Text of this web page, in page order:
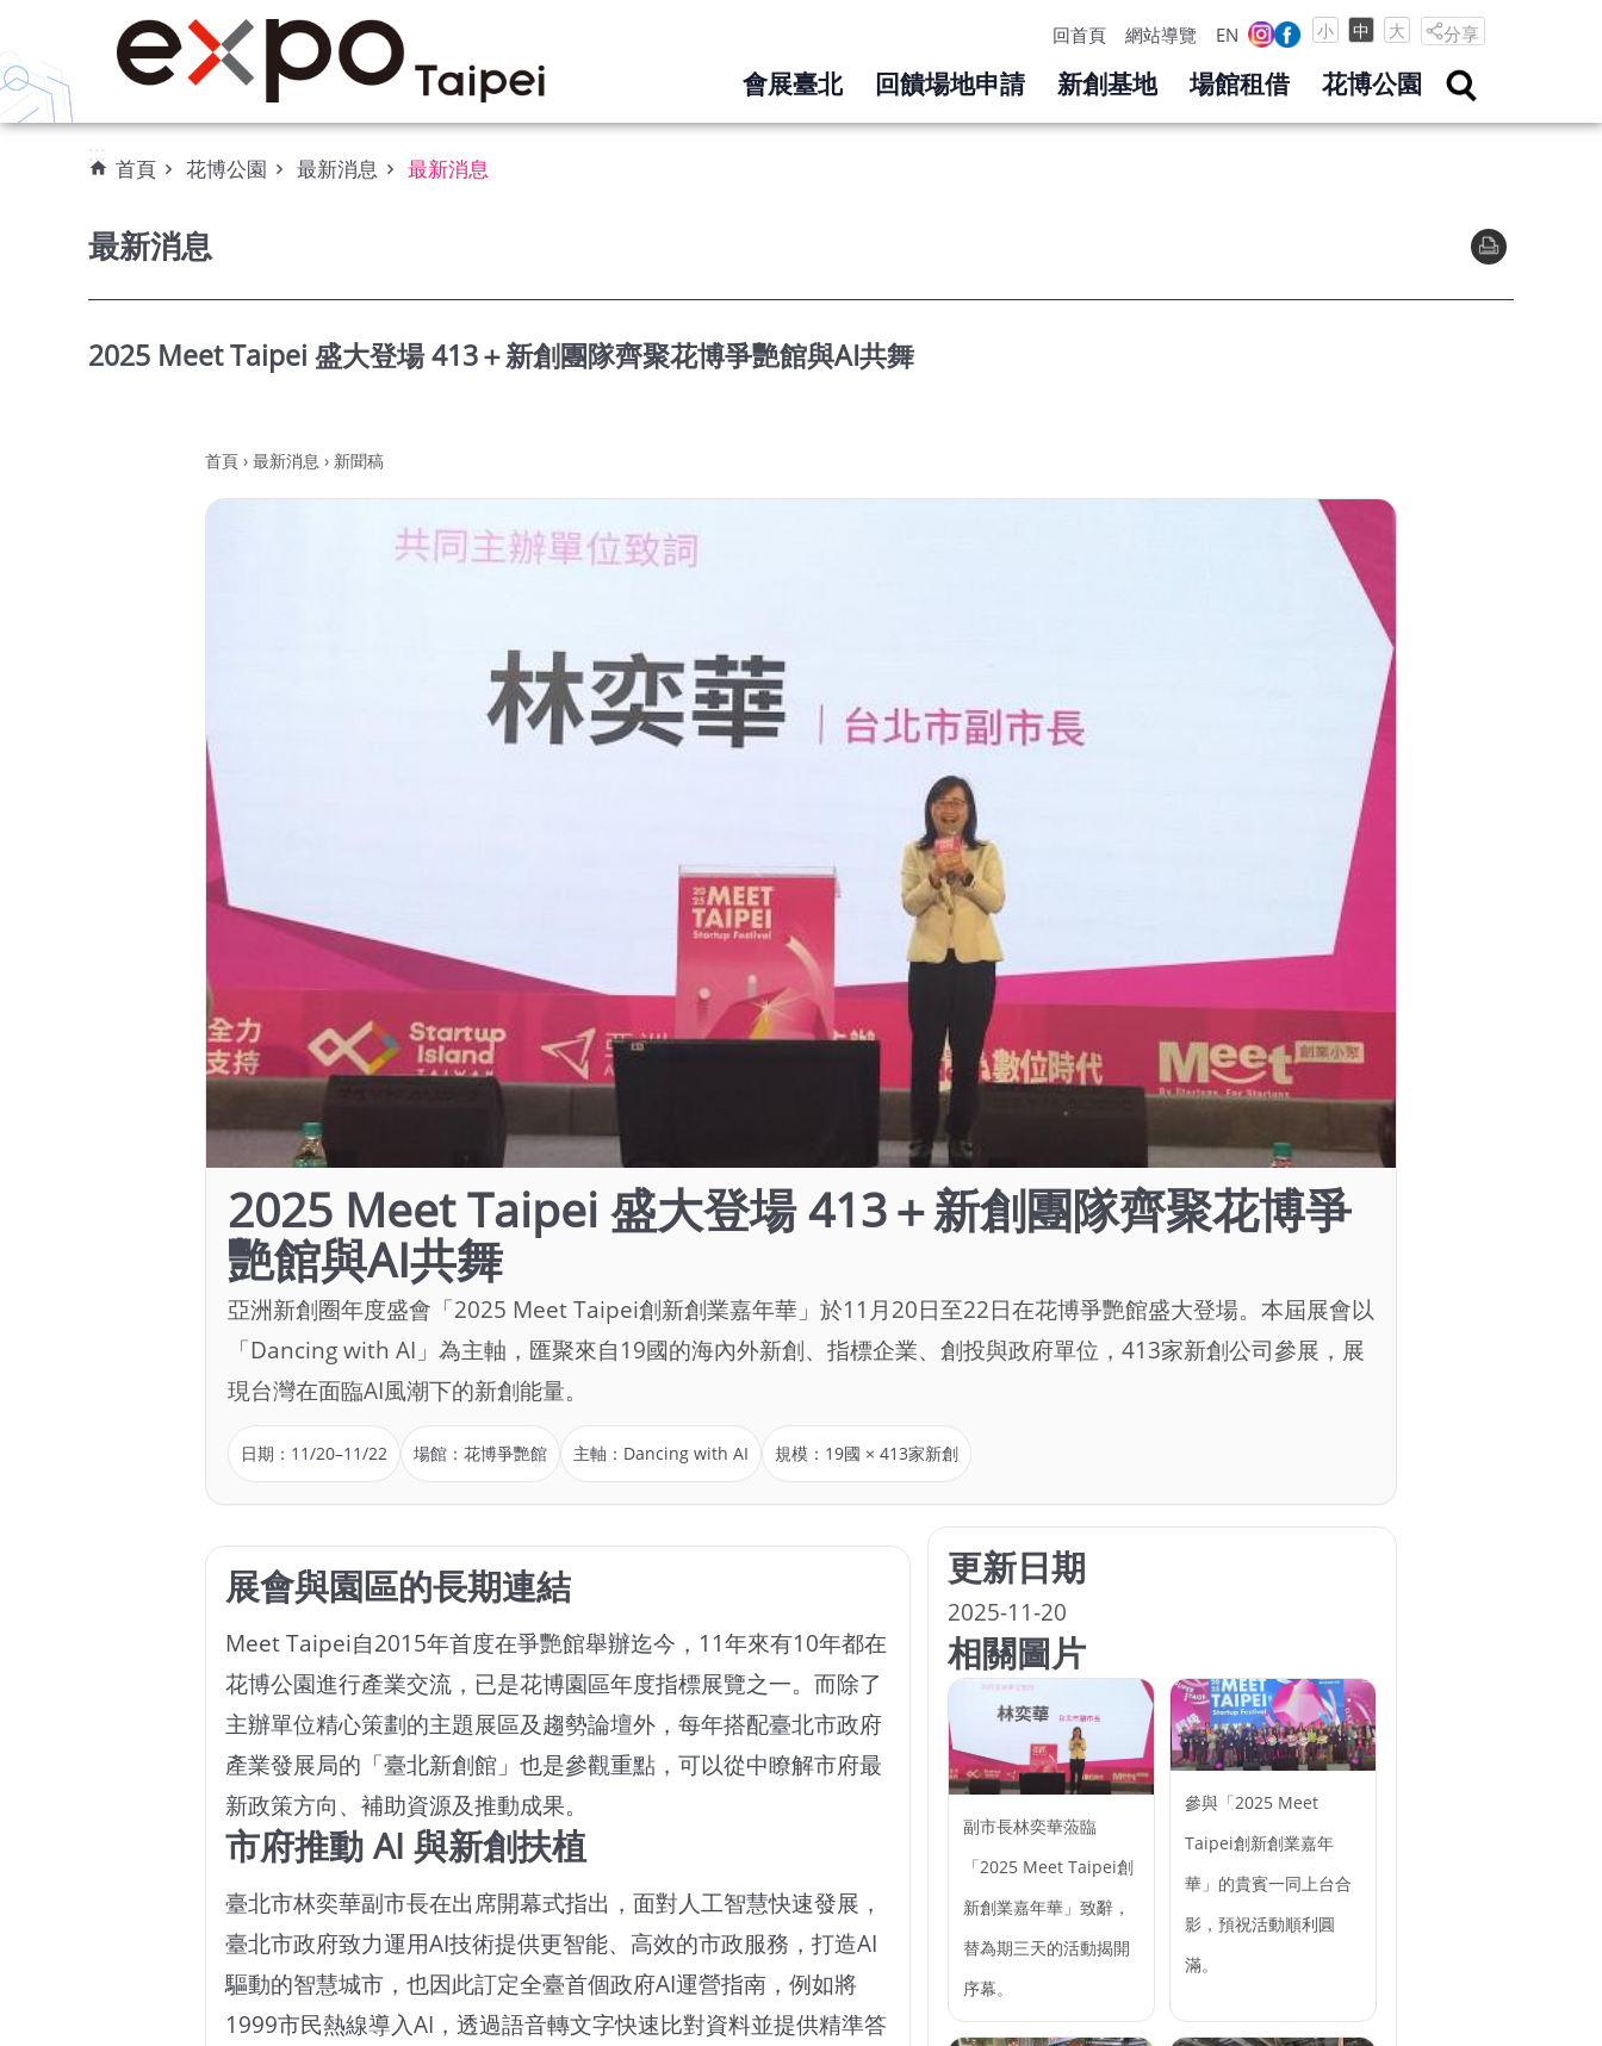
跳到主要內容區塊 回首頁 網站導覽 EN 小 中 大 分享
會展臺北 回饋場地申請 新創基地 場館租借 花博公園
:::
首頁 花博公園 最新消息 最新消息
最新消息
2025 Meet Taipei 盛大登場 413＋新創團隊齊聚花博爭艷館與AI共舞
首頁 › 最新消息 › 新聞稿
2025 Meet Taipei 盛大登場 413＋新創團隊齊聚花博爭
艷館與AI共舞
亞洲新創圈年度盛會「2025 Meet Taipei創新創業嘉年華」於11月20日至22日在花博爭艷館盛大登場。本屆展會以
「Dancing with AI」為主軸，匯聚來自19國的海內外新創、指標企業、創投與政府單位，413家新創公司參展，展
現台灣在面臨AI風潮下的新創能量。
日期：11/20–11/22 場館：花博爭艷館 主軸：Dancing with AI 規模：19國 × 413家新創
展會與園區的長期連結
Meet Taipei自2015年首度在爭艷館舉辦迄今，11年來有10年都在
花博公園進行產業交流，已是花博園區年度指標展覽之一。而除了
主辦單位精心策劃的主題展區及趨勢論壇外，每年搭配臺北市政府
產業發展局的「臺北新創館」也是參觀重點，可以從中瞭解市府最
新政策方向、補助資源及推動成果。
市府推動 AI 與新創扶植
臺北市林奕華副市長在出席開幕式指出，面對人工智慧快速發展，
臺北市政府致力運用AI技術提供更智能、高效的市政服務，打造AI
驅動的智慧城市，也因此訂定全臺首個政府AI運營指南，例如將
1999市民熱線導入AI，透過語音轉文字快速比對資料並提供精準答
更新日期
2025-11-20
相關圖片
副市長林奕華蒞臨
「2025 Meet Taipei創
新創業嘉年華」致辭，
替為期三天的活動揭開
序幕。
參與「2025 Meet
Taipei創新創業嘉年
華」的貴賓一同上台合
影，預祝活動順利圓
滿。